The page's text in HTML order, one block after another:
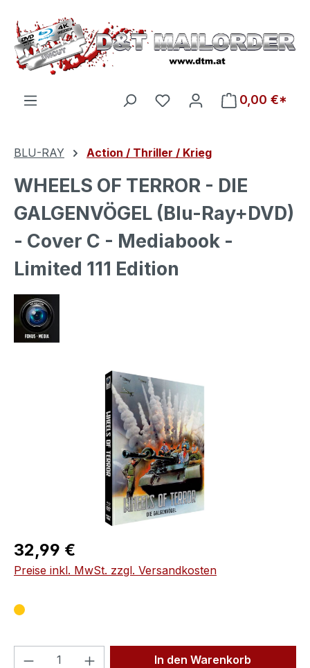
Zum Hauptinhalt springen
Du hast 0 Produkte auf
0,00 €*
BLU-RAY Action / Thriller / Krieg
WHEELS OF TERROR - DIE
GALGENVÖGEL (Blu-Ray+DVD)
- Cover C - Mediabook -
Limited 111 Edition
Bildergalerie überspringen
Regulärer Preis:
32,99 €
Preise inkl. MwSt. zzgl. Versandkosten
Produkt Anzahl: Gib denIn den Warenkorb